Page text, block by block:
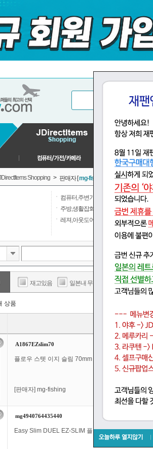
Shopping > 판매자 [mg-fishing ] 판매상품
컴퓨터,주변기기
주방,생활잡화,일용품
레져,아웃도어
재고있음 일본내 무료배송 판매가
상품
A1867EZslim70
플로우 스텟 이지 슬림 70mm A1867 미끼 DUEL
[판매자] mg-fishing
mg4940764435440
Easy Slim DUEL EZ-SLIM 플로팅 스텟 낚시 도구